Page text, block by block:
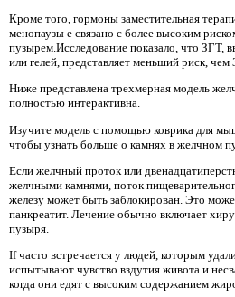
Кроме того, гормоны заместительная
менопаузы е связано с более высоким
пузырем.Исследование показало, что ЗГТ,
или гелей, представляет меньший риск,
Ниже представлена ​​трехмерная модель
полностью интерактивна.
Изучите модель с помощью коврика для
чтобы узнать больше о камнях в желчном
Если желчный проток или
желчными камнями, поток
железу может быть заблокирован. Это
панкреатит. Лечение обычно включает
пузыря.
If часто встречается у людей, которым
испытывают чувство вздутия живота и
когда они едят с высоким содержанием